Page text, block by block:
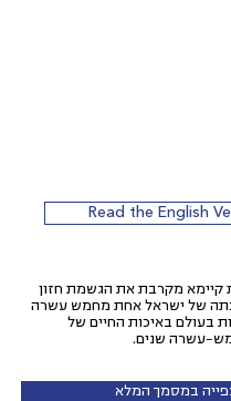
Read the English
קיימא מקרבת את הגשמת חזון
– הפיכתה של ישראל אחת מחמש עשרה
בעולם באיכות החיים של
עשרה שנים.
במסמך המלא